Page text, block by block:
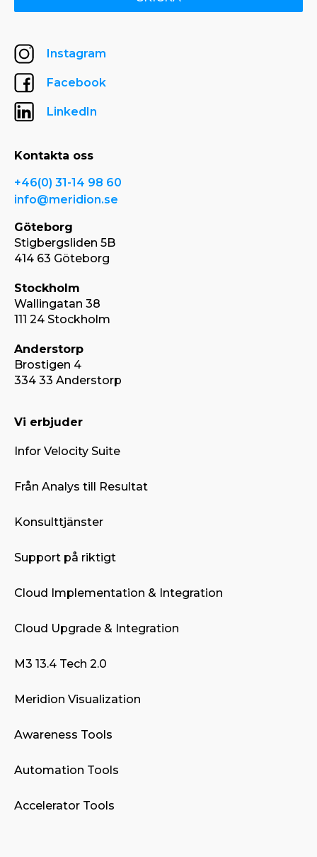
Kontakta oss
+46(0) 31-14 98 60
info@meridion.se
Göteborg
Stigbergsliden 5B
414 63 Göteborg
Stockholm
Wallingatan 38
111 24 Stockholm
Anderstorp
Brostigen 4
334 33 Anderstorp
Vi erbjuder
Infor Velocity Suite
Från Analys till Resultat
Konsulttjänster
Support på riktigt
Cloud Implementation & Integration
Cloud Upgrade & Integration
M3 13.4 Tech 2.0
Meridion Visualization
Awareness Tools
Automation Tools
Accelerator Tools
Instagram
Facebook
LinkedIn